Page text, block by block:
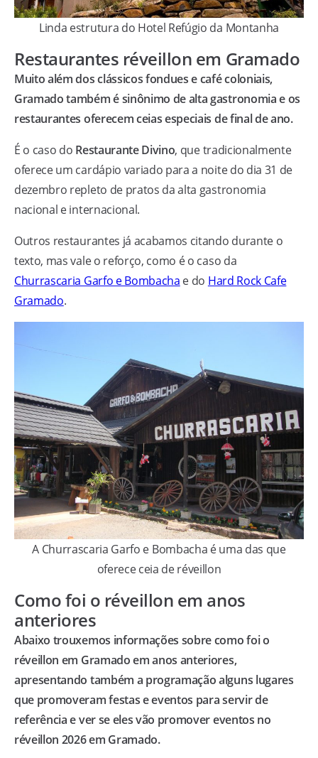
Linda estrutura do Hotel Refúgio da Montanha
Restaurantes réveillon em Gramado
Muito além dos clássicos fondues e café coloniais,
Gramado também é sinônimo de alta gastronomia e os
restaurantes oferecem ceias especiais de final de ano.
É o caso do Restaurante Divino, que tradicionalmente
oferece um cardápio variado para a noite do dia 31 de
dezembro repleto de pratos da alta gastronomia
nacional e internacional.
Outros restaurantes já acabamos citando durante o
texto, mas vale o reforço, como é o caso da
Churrascaria Garfo e Bombacha e do Hard Rock Cafe
Gramado.
A Churrascaria Garfo e Bombacha é uma das que
oferece ceia de réveillon
Como foi o réveillon em anos
anteriores
Abaixo trouxemos informações sobre como foi o
réveillon em Gramado em anos anteriores,
apresentando também a programação alguns lugares
que promoveram festas e eventos para servir de
referência e ver se eles vão promover eventos no
réveillon 2026 em Gramado.